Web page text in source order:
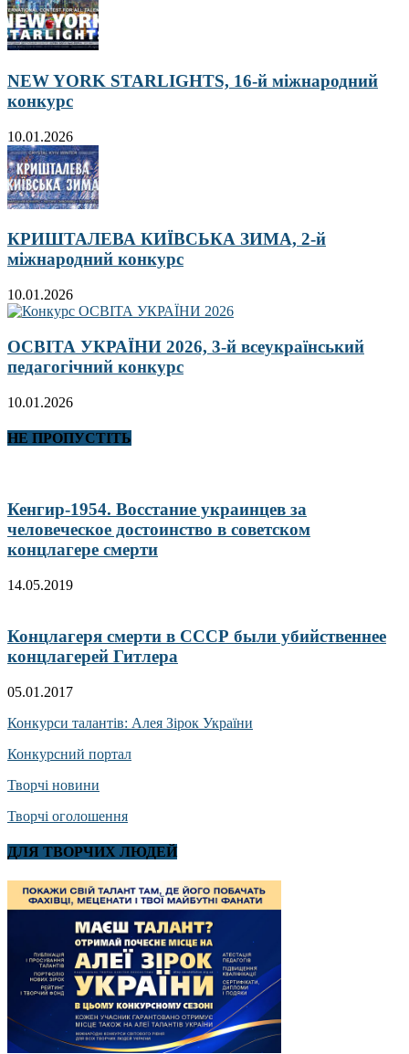
NEW YORK STARLIGHTS, 16-й міжнародний
конкурс
10.01.2026
КРИШТАЛЕВА КИЇВСЬКА ЗИМА, 2-й
міжнародний конкурс
10.01.2026
ОСВІТА УКРАЇНИ 2026, 3-й всеукраїнський
педагогічний конкурс
10.01.2026
НЕ ПРОПУСТІТЬ
Кенгир-1954. Восстание украинцев за
человеческое достоинство в советском
концлагере смерти
14.05.2019
Концлагеря смерти в СССР были убийственнее
концлагерей Гитлера
05.01.2017
Конкурси талантів: Алея Зірок України
Конкурсний портал
Творчі новини
Творчі оголошення
ДЛЯ ТВОРЧИХ ЛЮДЕЙ